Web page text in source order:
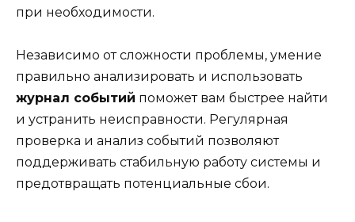
при необходимости.
Независимо от сложности проблемы, умение
правильно анализировать и использовать
журнал событий поможет вам быстрее найти
и устранить неисправности. Регулярная
проверка и анализ событий позволяют
поддерживать стабильную работу системы и
предотвращать потенциальные сбои.